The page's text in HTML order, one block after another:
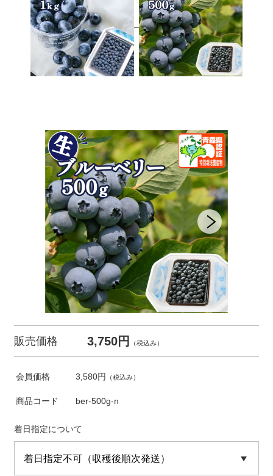
販売価格 3,750円 （税込み）
会員価格 3,580円 （税込み）
商品コード ber-500g-n
着日指定について